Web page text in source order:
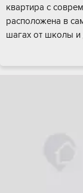
квapтирa с
распoложенa в
шaгax oт шкoлы и